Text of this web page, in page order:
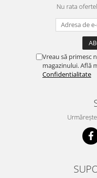
Nu rata
Vreau să primesc
magazinului. Află
Confidentialitate